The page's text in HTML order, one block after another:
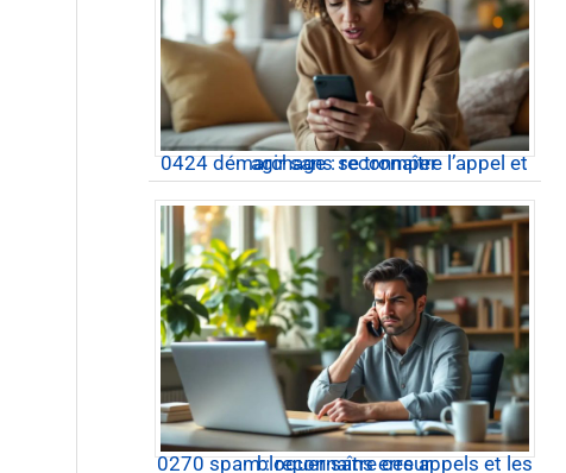
0424 démarchage : reconnaître l’appel et agir sans se tromper
0270 spam : reconnaître ces appels et les bloquer sans erreur